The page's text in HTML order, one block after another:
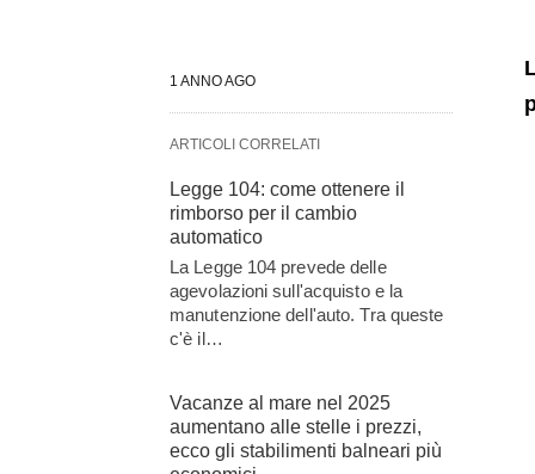
1 ANNO AGO
ARTICOLI CORRELATI
Legge 104: come ottenere il
rimborso per il cambio
automatico
La Legge 104 prevede delle
agevolazioni sull'acquisto e la
manutenzione dell'auto. Tra queste
c'è il…
Vacanze al mare nel 2025
aumentano alle stelle i prezzi,
ecco gli stabilimenti balneari più